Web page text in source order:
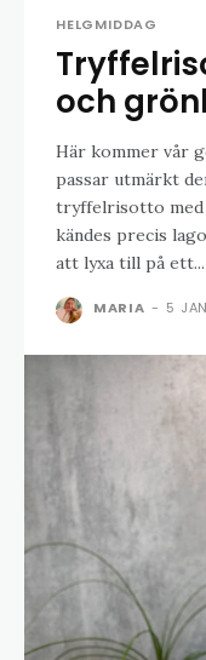
HELGMIDDAG
och
Här kommer vår
passar utmärkt
tryffelrisotto med
kändes precis
att lyxa till på ett...
MARIA - 5